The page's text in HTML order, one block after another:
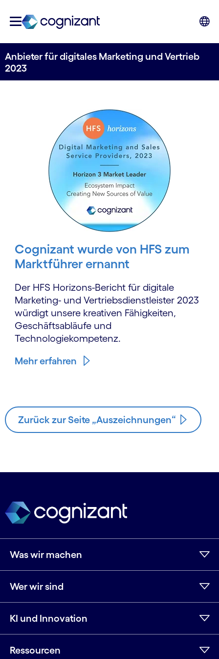
Anbieter für digitales Marketing und Vertrieb
2023
Cognizant wurde von HFS zum
Marktführer ernannt
Der HFS Horizons-Bericht für digitale
Marketing- und Vertriebsdienstleister 2023
würdigt unsere kreativen Fähigkeiten,
Geschäftsabläufe und
Technologiekompetenz.
Mehr erfahren
Zurück zur Seite „Auszeichnungen“
Was wir machen
Wer wir sind
KI und Innovation
Ressourcen